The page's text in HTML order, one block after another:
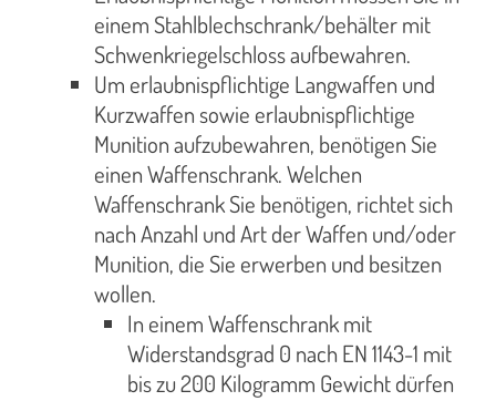
einem Stahlblechschrank/behälter mit
Schwenkriegelschloss aufbewahren.
Um erlaubnispflichtige Langwaffen und
Kurzwaffen sowie erlaubnispflichtige
Munition aufzubewahren, benötigen Sie
einen Waffenschrank. Welchen
Waffenschrank Sie benötigen, richtet sich
nach Anzahl und Art der Waffen und/oder
Munition, die Sie erwerben und besitzen
wollen.
In einem Waffenschrank mit
Widerstandsgrad 0 nach EN 1143-1 mit
bis zu 200 Kilogramm Gewicht dürfen